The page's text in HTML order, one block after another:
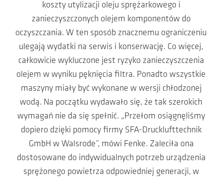
koszty utylizacji oleju sprężarkowego i
zanieczyszczonych olejem komponentów do
oczyszczania. W ten sposób znacznemu ograniczeniu
ulegają wydatki na serwis i konserwację. Co więcej,
całkowicie wykluczone jest ryzyko zanieczyszczenia
olejem w wyniku pęknięcia filtra. Ponadto wszystkie
maszyny miały być wykonane w wersji chłodzonej
wodą. Na początku wydawało się, że tak szerokich
wymagań nie da się spełnić. „Przełom osiągnęliśmy
dopiero dzięki pomocy firmy SFA-Drucklufttechnik
GmbH w Walsrode”, mówi Fenke. Zaleciła ona
dostosowane do indywidualnych potrzeb urządzenia
sprężonego powietrza odpowiedniej generacji, w